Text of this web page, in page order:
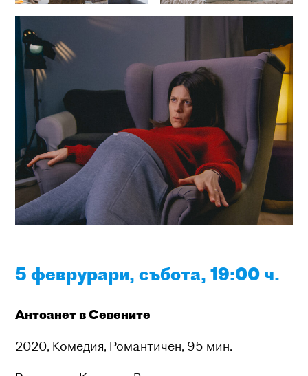
5 феврурари, събота, 19:00 ч.
Антоанет в Севените
2020, Комедия, Романтичен, 95 мин.